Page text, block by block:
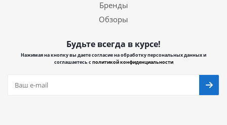
Бренды
Обзоры
Будьте всегда в курсе!
Нажимая на кнопку вы даете согласие на обработку персональных данных и
соглашаетесь сполитикой конфиденциальности